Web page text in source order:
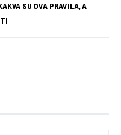
SU OVA PRAVILA, A